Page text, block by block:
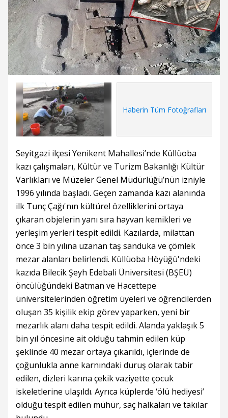
Haberin Tüm Fotoğrafları
Seyitgazi ilçesi Yenikent Mahallesi’nde Küllüoba
kazı çalışmaları, Kültür ve Turizm Bakanlığı Kültür
Varlıkları ve Müzeler Genel Müdürlüğü’nün izniyle
1996 yılında başladı. Geçen zamanda kazı alanında
ilk Tunç Çağı'nın kültürel özelliklerini ortaya
çıkaran objelerin yanı sıra hayvan kemikleri ve
yerleşim yerleri tespit edildi. Kazılarda, milattan
önce 3 bin yılına uzanan taş sanduka ve çömlek
mezar alanları belirlendi. Küllüoba Höyüğü'ndeki
kazıda Bilecik Şeyh Edebali Üniversitesi (BŞEÜ)
öncülüğündeki Batman ve Hacettepe
üniversitelerinden öğretim üyeleri ve öğrencilerden
oluşan 35 kişilik ekip görev yaparken, yeni bir
mezarlık alanı daha tespit edildi. Alanda yaklaşık 5
bin yıl öncesine ait olduğu tahmin edilen küp
şeklinde 40 mezar ortaya çıkarıldı, içlerinde de
çoğunlukla anne karnındaki duruş olarak tabir
edilen, dizleri karına çekik vaziyette çocuk
iskeletlerine ulaşıldı. Ayrıca küplerde ‘ölü hediyesi’
olduğu tespit edilen mühür, saç halkaları ve takılar